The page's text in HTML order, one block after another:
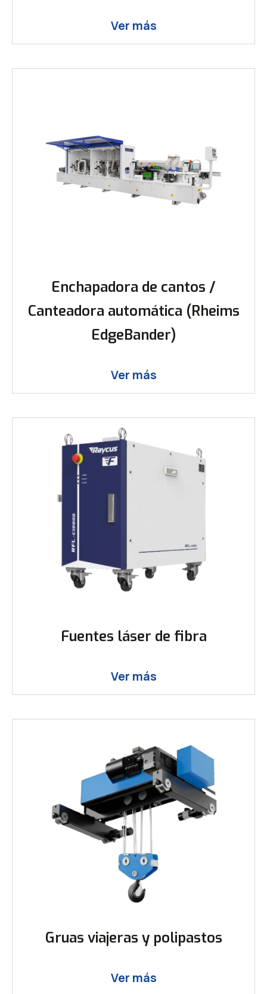
Ver más
Enchapadora de cantos /
Canteadora automática (Rheims
EdgeBander)
Ver más
Fuentes láser de fibra
Ver más
Gruas viajeras y polipastos
Ver más